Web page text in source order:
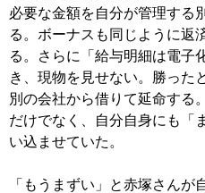
必要な金額を自分が管理する
る。ボーナスも同じように返
る。さらに「給与明細は電子
き、現物を見せない。勝った
別の会社から借りて延命する
だけでなく、自分自身にも「
い込ませていた。
「もうまずい」と赤塚さんが